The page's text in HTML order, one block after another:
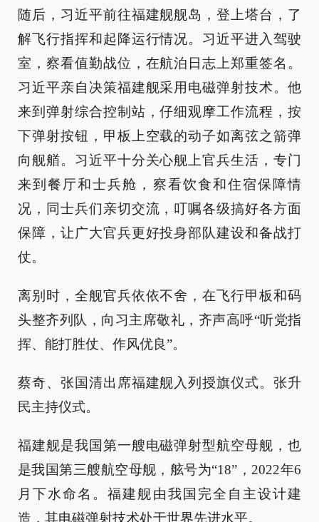
随后，习近平前往福建舰舰岛，登上塔台，了
解飞行指挥和起降运行情况。习近平进入驾驶
室，察看值勤战位，在航泊日志上郑重签名。
习近平亲自决策福建舰采用电磁弹射技术。他
来到弹射综合控制站，仔细观摩工作流程，按
下弹射按钮，甲板上空载的动子如离弦之箭弹
向舰艏。习近平十分关心舰上官兵生活，专门
来到餐厅和士兵舱，察看饮食和住宿保障情
况，同士兵们亲切交流，叮嘱各级搞好各方面
保障，让广大官兵更好投身部队建设和备战打
仗。
离别时，全舰官兵依依不舍，在飞行甲板和码
头整齐列队，向习主席敬礼，齐声高呼“听党指
挥、能打胜仗、作风优良”。
蔡奇、张国清出席福建舰入列授旗仪式。张升
民主持仪式。
福建舰是我国第一艘电磁弹射型航空母舰，也
是我国第三艘航空母舰，舷号为“18”，2022年6
月下水命名。福建舰由我国完全自主设计建
造，其电磁弹射技术处于世界先进水平。